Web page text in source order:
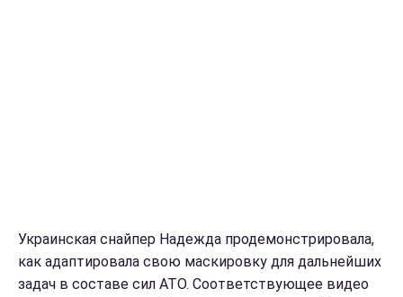
Украинская снайпер Надежда продемонстрировала,
как адаптировала свою маскировку для дальнейших
задач в составе сил АТО. Соответствующее видео